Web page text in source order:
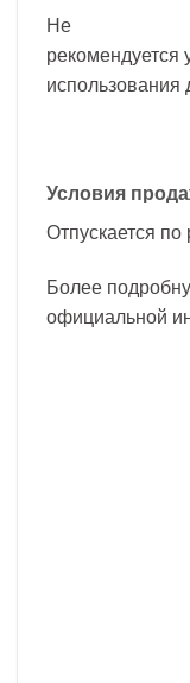
Не
рекомендуется
использования
Условия
Отпускается по
Более
официальной